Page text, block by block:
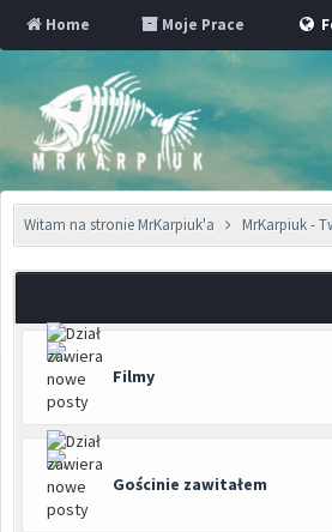
Home Moje Prace
Witam na stronie MrKarpiuk'a MrKarpiuk -
Filmy
Gościnie zawitałem